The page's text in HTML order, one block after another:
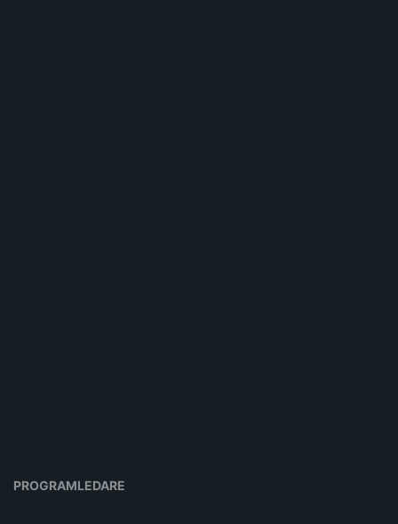
PROGRAMLEDARE